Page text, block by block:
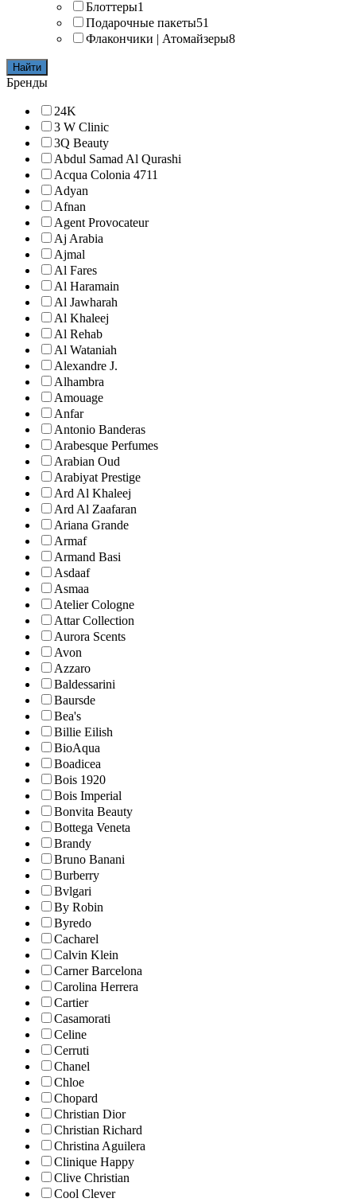
Блоттеры1
Подарочные пакеты51
Флакончики | Атомайзеры8
Найти
Бренды
24K
3 W Clinic
3Q Beauty
Abdul Samad Al Qurashi
Acqua Colonia 4711
Adyan
Afnan
Agent Provocateur
Aj Arabia
Ajmal
Al Fares
Al Haramain
Al Jawharah
Al Khaleej
Al Rehab
Al Wataniah
Alexandre J.
Alhambra
Amouage
Anfar
Antonio Banderas
Arabesque Perfumes
Arabian Oud
Arabiyat Prestige
Ard Al Khaleej
Ard Al Zaafaran
Ariana Grande
Armaf
Armand Basi
Asdaaf
Asmaa
Atelier Cologne
Attar Collection
Aurora Scents
Avon
Azzaro
Baldessarini
Baursde
Bea's
Billie Eilish
BioAqua
Boadicea
Bois 1920
Bois Imperial
Bonvita Beauty
Bottega Veneta
Brandy
Bruno Banani
Burberry
Bvlgari
By Robin
Byredo
Cacharel
Calvin Klein
Carner Barcelona
Carolina Herrera
Cartier
Casamorati
Celine
Cerruti
Chanel
Chloe
Chopard
Christian Dior
Christian Richard
Christina Aguilera
Clinique Happy
Clive Christian
Cool Clever